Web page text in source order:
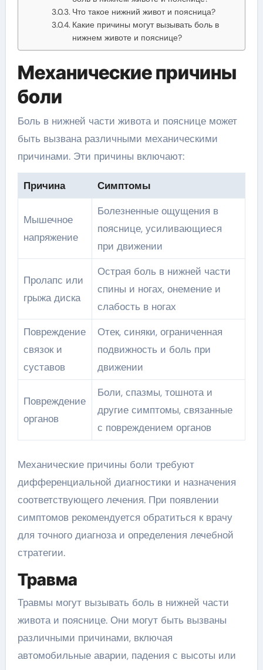
Что такое нижний живот и поясница?
Какие причины могут вызывать боль в
нижнем животе и пояснице?
Механические причины
боли
Боль в нижней части живота и пояснице может
быть вызвана различными механическими
причинами. Эти причины включают:
Причина Симптомы
Мышечное
напряжение
Болезненные ощущения в
пояснице, усиливающиеся
при движении
Пролапс или
грыжа диска
Острая боль в нижней части
спины и ногах, онемение и
слабость в ногах
Повреждение
связок и
суставов
Отек, синяки, ограниченная
подвижность и боль при
движении
Повреждение
органов
Боли, спазмы, тошнота и
другие симптомы, связанные
с повреждением органов
Механические причины боли требуют
дифференциальной диагностики и назначения
соответствующего лечения. При появлении
симптомов рекомендуется обратиться к врачу
для точного диагноза и определения лечебной
стратегии.
Травма
Травмы могут вызывать боль в нижней части
живота и пояснице. Они могут быть вызваны
различными причинами, включая
автомобильные аварии, падения с высоты или